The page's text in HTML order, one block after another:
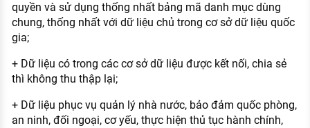
quyền và sử dụng thống nhất bảng mã danh mục dùng
chung, thống nhất với dữ liệu chủ trong cơ sở dữ liệu quốc
gia;
+ Dữ liệu có trong các cơ sở dữ liệu được kết nối, chia sẻ
thì không thu thập lại;
+ Dữ liệu phục vụ quản lý nhà nước, bảo đảm quốc phòng,
an ninh, đối ngoại, cơ yếu, thực hiện thủ tục hành chính,